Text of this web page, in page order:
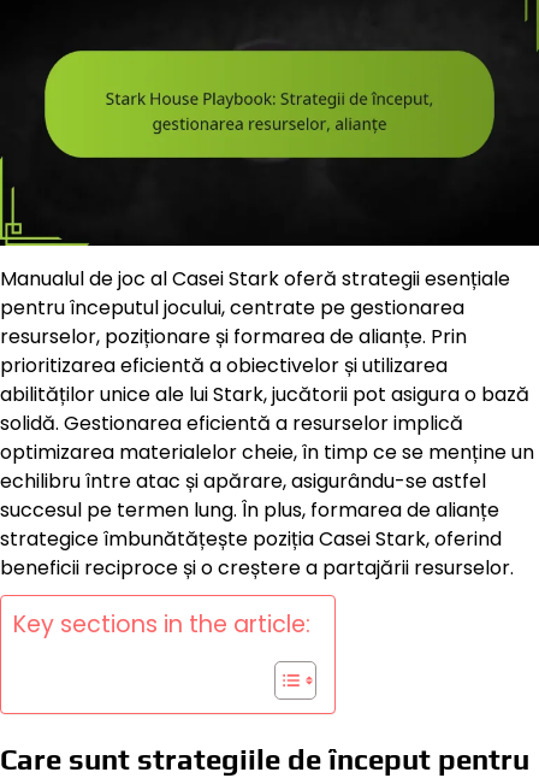
Manualul de joc al Casei Stark oferă strategii esențiale
pentru începutul jocului, centrate pe gestionarea
resurselor, poziționare și formarea de alianțe. Prin
prioritizarea eficientă a obiectivelor și utilizarea
abilităților unice ale lui Stark, jucătorii pot asigura o bază
solidă. Gestionarea eficientă a resurselor implică
optimizarea materialelor cheie, în timp ce se menține un
echilibru între atac și apărare, asigurându-se astfel
succesul pe termen lung. În plus, formarea de alianțe
strategice îmbunătățește poziția Casei Stark, oferind
beneficii reciproce și o creștere a partajării resurselor.
Key sections in the article:
Care sunt strategiile de început pentru